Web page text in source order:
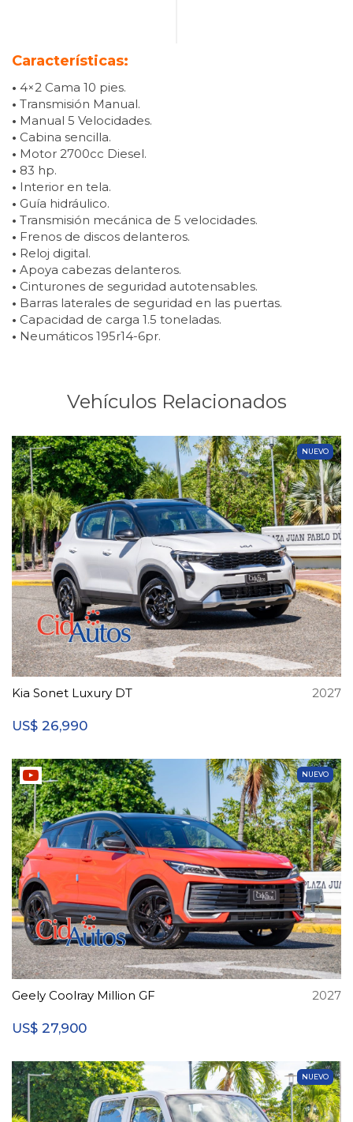
Características:
• 4×2 Cama 10 pies.
• Transmisión Manual.
• Manual 5 Velocidades.
• Cabina sencilla.
• Motor 2700cc Diesel.
• 83 hp.
• Interior en tela.
• Guía hidráulico.
• Transmisión mecánica de 5 velocidades.
• Frenos de discos delanteros.
• Reloj digital.
• Apoya cabezas delanteros.
• Cinturones de seguridad autotensables.
• Barras laterales de seguridad en las puertas.
• Capacidad de carga 1.5 toneladas.
• Neumáticos 195r14-6pr.
Vehículos Relacionados
NUEVO
Kia Sonet Luxury DT 2027
US$ 26,990
NUEVO
Geely Coolray Million GF 2027
US$ 27,900
NUEVO